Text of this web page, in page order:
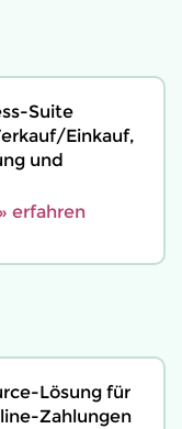
Suite
Einkauf,
und
erfahren
Lösung für
Zahlungen